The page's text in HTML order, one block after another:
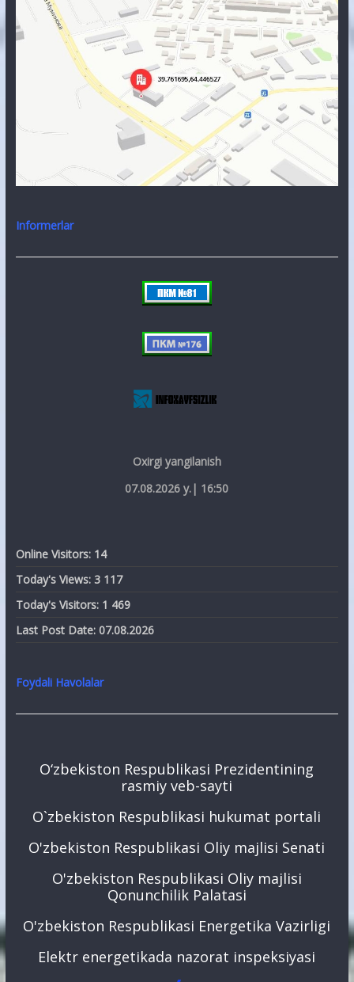
Informerlar
Oxirgi yangilanish
07.08.2026 y.| 16:50
Online Visitors: 14
Today's Views: 3 117
Today's Visitors: 1 469
Last Post Date: 07.08.2026
Foydali Havolalar
O‘zbekiston Respublikasi Prezidentining
rasmiy veb-sayti
O`zbekiston Respublikasi hukumat portali
O'zbekiston Respublikasi Oliy majlisi Senati
O'zbekiston Respublikasi Oliy majlisi
Qonunchilik Palatasi
O'zbekiston Respublikasi Energetika Vazirligi
Elektr energetikada nazorat inspeksiyasi